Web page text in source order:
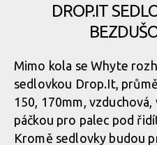
DROP.IT
Mimo kola se Whyte
sedlovkou Drop.It,
150, 170mm,
páčkou pro palec pod
Kromě sedlovky budou